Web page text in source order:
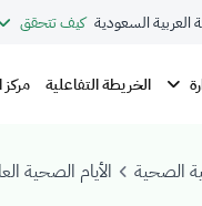
السعودية كيف تتحقق
الخريطة التفاعلية مركز
الصحية الأيام الصحية